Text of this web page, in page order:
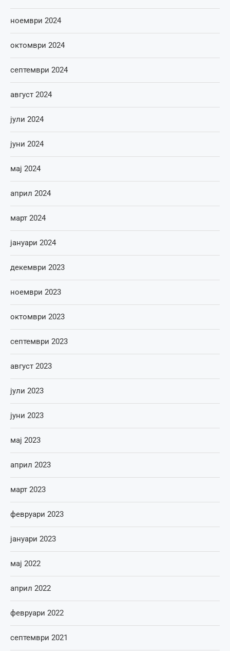
ноември 2024
октомври 2024
септември 2024
август 2024
јули 2024
јуни 2024
мај 2024
април 2024
март 2024
јануари 2024
декември 2023
ноември 2023
октомври 2023
септември 2023
август 2023
јули 2023
јуни 2023
мај 2023
април 2023
март 2023
февруари 2023
јануари 2023
мај 2022
април 2022
февруари 2022
септември 2021